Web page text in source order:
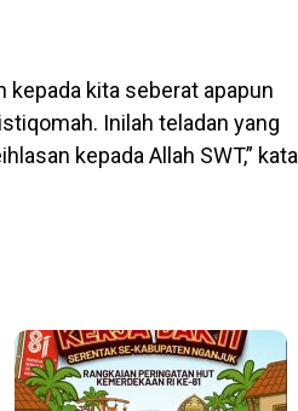
kepada kita seberat apapun
Inilah teladan yang
kepada Allah SWT,” kata